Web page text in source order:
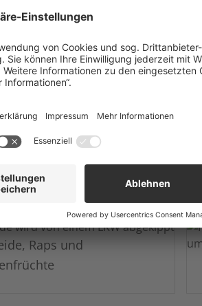
Nutzen Sie unseren Service
Umschlag von Dünger! Ob
von Düngemitteln oder deren
wir gewährleisten eine
Lagerbedingungen.
Raps und